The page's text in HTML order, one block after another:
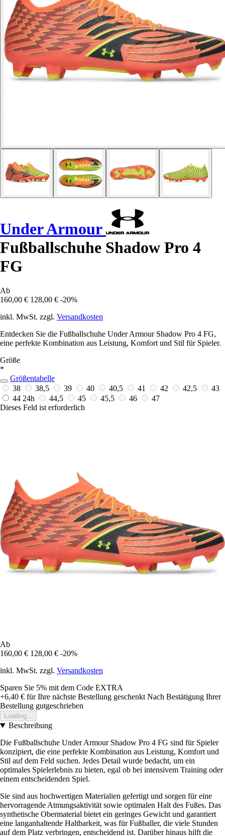
Under Armour
Fußballschuhe Shadow Pro 4
FG
Ab
160,00 € 128,00 € -20%
inkl. MwSt. zzgl. Versandkosten
Entdecken Sie die Fußballschuhe Under Armour Shadow Pro 4 FG,
eine perfekte Kombination aus Leistung, Komfort und Stil für Spieler.
Größe
*
Größentabelle
38
38,5 39 40 40,5 41 42 42,5
43
44 24h 44,5 45 45,5 46
47
Dieses Feld ist erforderlich
Ab
160,00 € 128,00 € -20%
inkl. MwSt. zzgl. Versandkosten
Sparen Sie 5% mit dem Code EXTRA
+6,40 € für Ihre nächste Bestellung geschenkt Nach Bestätigung Ihrer
Bestellung gutgeschrieben
Loading...
Beschreibung
Die Fußballschuhe Under Armour Shadow Pro 4 FG sind für Spieler
konzipiert, die eine perfekte Kombination aus Leistung, Komfort und
Stil auf dem Feld suchen. Jedes Detail wurde bedacht, um ein
optimales Spielerlebnis zu bieten, egal ob bei intensivem Training oder
einem entscheidenden Spiel.
Sie sind aus hochwertigen Materialien gefertigt und sorgen für eine
hervorragende Atmungsaktivität sowie optimalen Halt des Fußes. Das
synthetische Obermaterial bietet ein geringes Gewicht und garantiert
eine langanhaltende Haltbarkeit, was für Fußballer, die viele Stunden
auf dem Platz verbringen, entscheidend ist. Darüber hinaus hilft die